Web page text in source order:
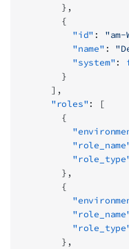
        },
        {
          "id"
: "am-
          "name"
:
          "system"
:
        }
      ],
      "roles"
: [
        {
        },
        {
        },